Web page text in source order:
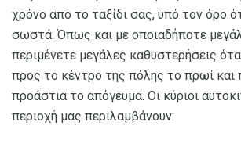
χρόνο από το ταξίδι σας, υπό τον όρο
σωστά. Όπως και με οποιαδήποτε
περιμένετε μεγάλες καθυστερήσεις
προς το κέντρο της πόλης το πρωί και
προάστια το απόγευμα. Οι κύριοι
περιοχή μας περιλαμβάνουν: